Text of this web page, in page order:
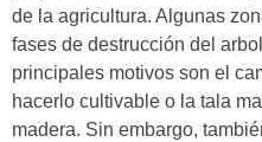
de la agricultura. Algunas
fases de destrucción del
principales motivos son el
hacerlo cultivable o la tala
madera. Sin embargo,